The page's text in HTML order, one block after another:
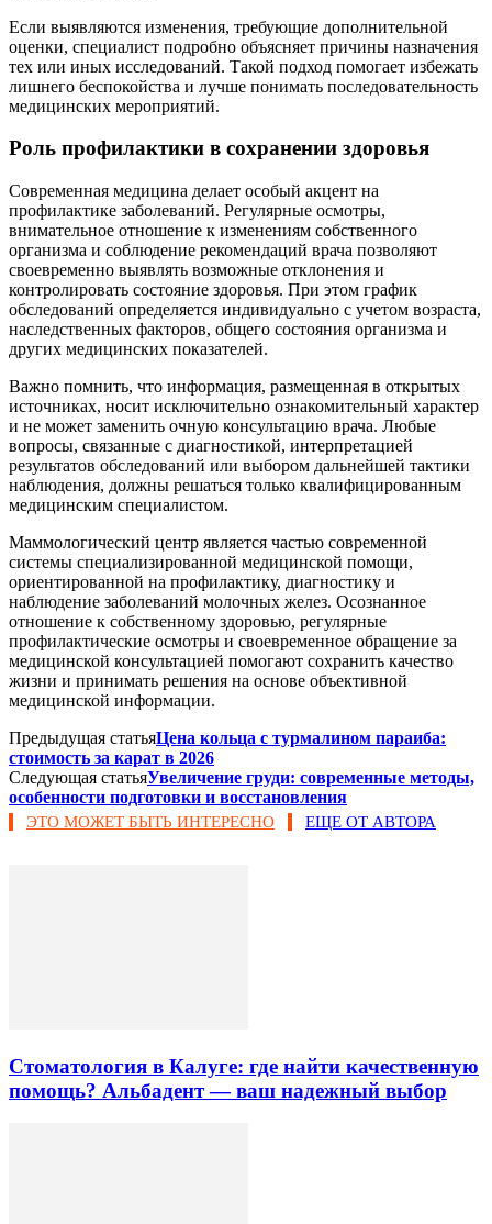
Если выявляются изменения, требующие дополнительной
оценки, специалист подробно объясняет причины назначения
тех или иных исследований. Такой подход помогает избежать
лишнего беспокойства и лучше понимать последовательность
медицинских мероприятий.
Роль профилактики в сохранении здоровья
Современная медицина делает особый акцент на
профилактике заболеваний. Регулярные осмотры,
внимательное отношение к изменениям собственного
организма и соблюдение рекомендаций врача позволяют
своевременно выявлять возможные отклонения и
контролировать состояние здоровья. При этом график
обследований определяется индивидуально с учетом возраста,
наследственных факторов, общего состояния организма и
других медицинских показателей.
Важно помнить, что информация, размещенная в открытых
источниках, носит исключительно ознакомительный характер
и не может заменить очную консультацию врача. Любые
вопросы, связанные с диагностикой, интерпретацией
результатов обследований или выбором дальнейшей тактики
наблюдения, должны решаться только квалифицированным
медицинским специалистом.
Маммологический центр является частью современной
системы специализированной медицинской помощи,
ориентированной на профилактику, диагностику и
наблюдение заболеваний молочных желез. Осознанное
отношение к собственному здоровью, регулярные
профилактические осмотры и своевременное обращение за
медицинской консультацией помогают сохранить качество
жизни и принимать решения на основе объективной
медицинской информации.
Предыдущая статьяЦена кольца с турмалином параиба:
стоимость за карат в 2026
Следующая статьяУвеличение груди: современные методы,
особенности подготовки и восстановления
ЭТО МОЖЕТ БЫТЬ ИНТЕРЕСНО ЕЩЕ ОТ АВТОРА
Стоматология в Калуге: где найти качественную
помощь? Альбадент — ваш надежный выбор